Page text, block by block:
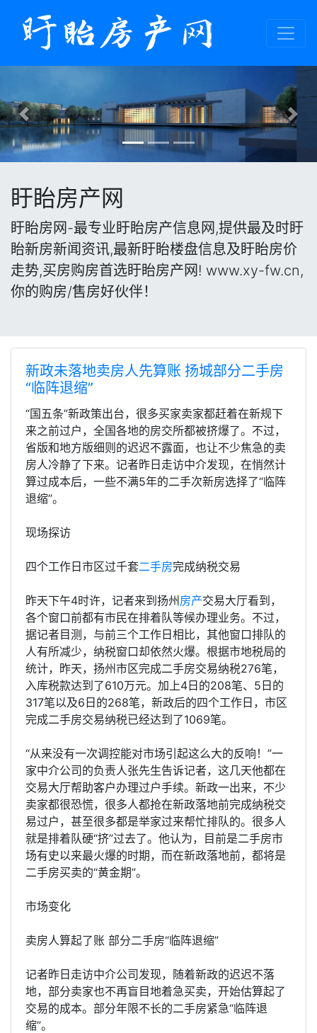
Previous
盱眙房产网
盱眙房网-最专业盱眙房产信息网,提供最及时盱
眙新房新闻资讯,最新盱眙楼盘信息及盱眙房价
走势,买房购房首选盱眙房产网! www.xy-fw.cn,
你的购房/售房好伙伴！
新政未落地卖房人先算账 扬城部分二手房
“临阵退缩”
“国五条”新政策出台，很多买家卖家都赶着在新规下
来之前过户，全国各地的房交所都被挤爆了。不过，
省版和地方版细则的迟迟不露面，也让不少焦急的卖
房人冷静了下来。记者昨日走访中介发现，在悄然计
算过成本后，一些不满5年的二手次新房选择了“临阵
退缩”。
现场探访
四个工作日市区过千套二手房完成纳税交易
昨天下午4时许，记者来到扬州房产交易大厅看到，
各个窗口前都有市民在排着队等候办理业务。不过，
据记者目测，与前三个工作日相比，其他窗口排队的
人有所减少，纳税窗口却依然火爆。根据市地税局的
统计，昨天，扬州市区完成二手房交易纳税276笔，
入库税款达到了610万元。加上4日的208笔、5日的
317笔以及6日的268笔，新政后的四个工作日，市区
完成二手房交易纳税已经达到了1069笔。
“从来没有一次调控能对市场引起这么大的反响！”一
家中介公司的负责人张先生告诉记者，这几天他都在
交易大厅帮助客户办理过户手续。新政一出来，不少
卖家都很恐慌，很多人都抢在新政落地前完成纳税交
易过户，甚至很多都是举家过来帮忙排队的。很多人
就是排着队硬“挤”过去了。他认为，目前是二手房市
场有史以来最火爆的时期，而在新政落地前，都将是
二手房买卖的“黄金期”。
市场变化
卖房人算起了账 部分二手房“临阵退缩”
记者昨日走访中介公司发现，随着新政的迟迟不落
地，部分卖家也不再盲目地着急买卖，开始估算起了
交易的成本。部分年限不长的二手房紧急“临阵退
缩”。